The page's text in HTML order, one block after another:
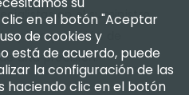
en el suministro,
y la reparación de
alta precisión.
en el botón "Aceptar
de cookies y
está de acuerdo, puede
la configuración de las
haciendo clic en el botón